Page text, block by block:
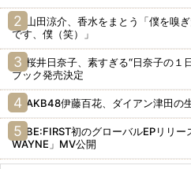
山田涼介、香水をまとう「僕を嗅ぎ
です、僕（笑）」
桜井日奈子、素すぎる“日奈子の１
ブック発売決定
AKB48伊藤百花、ダイアン津田の
BE:FIRST初のグローバルEPリリー
WAYNE」MV公開